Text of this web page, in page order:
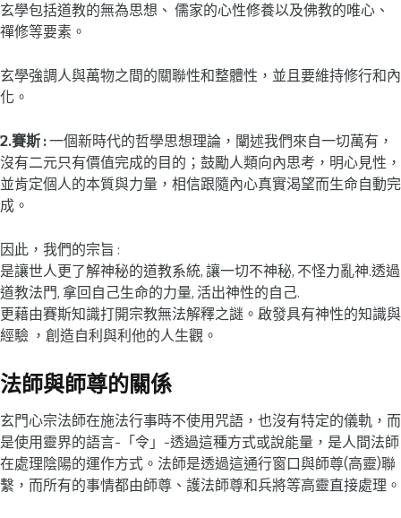
玄學包括道教的無為思想、 儒家的心性修養以及佛教的唯心、
禪修等要素。
玄學強調人與萬物之間的關聯性和整體性，並且要維持修行和內
化。
2.賽斯 :一個新時代的哲學思想理論，闡述我們來自一切萬有，
沒有二元只有價值完成的目的；鼓勵人類向內思考，明心見性，
並肯定個人的本質與力量，相信跟隨內心真實渴望而生命自動完
成。
因此，我們的宗旨 :
是讓世人更了解神秘的道教系統, 讓一切不神秘, 不怪力亂神.透過
道教法門, 拿回自己生命的力量, 活出神性的自己.
更藉由賽斯知識打開宗教無法解釋之謎。啟發具有神性的知識與
經驗 ，創造自利與利他的人生觀。
法師與師尊的關係
玄門心宗法師在施法行事時不使用咒語，也沒有特定的儀軌，而
是使用靈界的語言-「令」-透過這種方式或說能量，是人間法師
在處理陰陽的運作方式。法師是透過這通行窗口與師尊(高靈)聯
繫，而所有的事情都由師尊、護法師尊和兵將等高靈直接處理。